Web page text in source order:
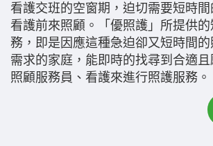
看護交班的空窗期，迫切需要短時間
看護前來照顧。「優照護」所提供
務，即是因應這種急迫卻又短時間
需求的家庭，能即時的找尋到合適
照顧服務員、看護來進行照護服務。